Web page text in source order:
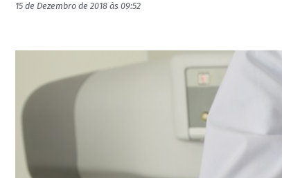
15 de Dezembro de 2018 às 09:52